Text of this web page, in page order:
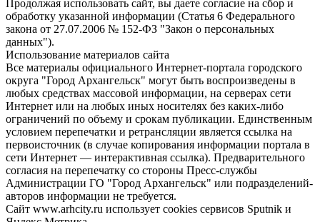
Продолжая использовать сайт, вы даете согласие на сбор и
обработку указанной информации (Статья 6 Федерального
закона от 27.07.2006 № 152-ФЗ "Закон о персональных
данных").
Использование материалов сайта
Все материалы официального Интернет-портала городского
округа "Город Архангельск" могут быть воспроизведены в
любых средствах массовой информации, на серверах сети
Интернет или на любых иных носителях без каких-либо
ограничений по объему и срокам публикации. Единственным
условием перепечатки и ретрансляции является ссылка на
первоисточник (в случае копирования информации портала в
сети Интернет — интерактивная ссылка). Предварительного
согласия на перепечатку со стороны Пресс-службы
Администрации ГО "Город Архангельск" или подразделений-
авторов информации не требуется.
Сайт www.arhcity.ru использует cookies сервисов Sputnik и